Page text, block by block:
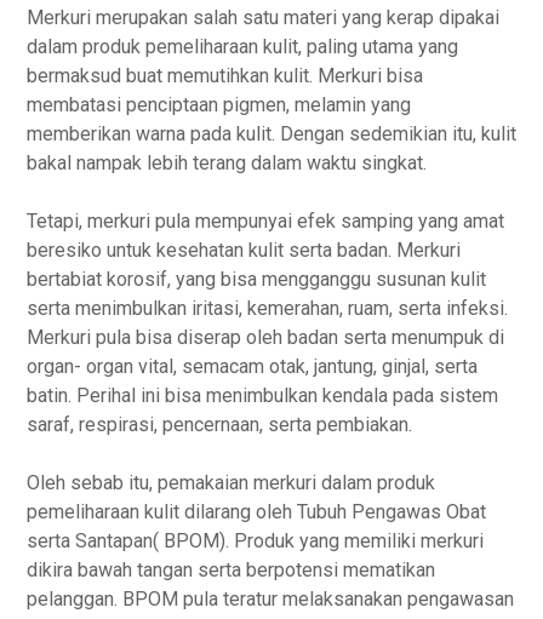
Merkuri merupakan salah satu materi yang kerap dipakai
dalam produk pemeliharaan kulit, paling utama yang
bermaksud buat memutihkan kulit. Merkuri bisa
membatasi penciptaan pigmen, melamin yang
memberikan warna pada kulit. Dengan sedemikian itu, kulit
bakal nampak lebih terang dalam waktu singkat.
Tetapi, merkuri pula mempunyai efek samping yang amat
beresiko untuk kesehatan kulit serta badan. Merkuri
bertabiat korosif, yang bisa mengganggu susunan kulit
serta menimbulkan iritasi, kemerahan, ruam, serta infeksi.
Merkuri pula bisa diserap oleh badan serta menumpuk di
organ- organ vital, semacam otak, jantung, ginjal, serta
batin. Perihal ini bisa menimbulkan kendala pada sistem
saraf, respirasi, pencernaan, serta pembiakan.
Oleh sebab itu, pemakaian merkuri dalam produk
pemeliharaan kulit dilarang oleh Tubuh Pengawas Obat
serta Santapan( BPOM). Produk yang memiliki merkuri
dikira bawah tangan serta berpotensi mematikan
pelanggan. BPOM pula teratur melaksanakan pengawasan